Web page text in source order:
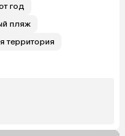
год
пляж
территория